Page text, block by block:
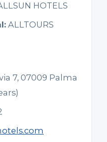
HOTELS
ALLTOURS
7, 07009 Palma